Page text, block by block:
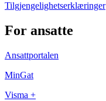
Tilgjengelighetserklæringer
For ansatte
Ansattportalen
MinGat
Visma +